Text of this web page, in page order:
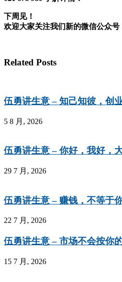
下周见！
欢迎大家关注我们新的微信公众号
Related Posts
伍勇讲生意 – 知己知彼，创
5 8 月, 2026
伍勇讲生意 – 你好，我好，
29 7 月, 2026
伍勇讲生意 – 赚钱，不等于
22 7 月, 2026
伍勇讲生意 – 市场不会按你
15 7 月, 2026